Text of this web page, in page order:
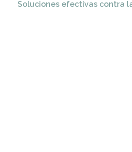
Soluciones efectivas contra